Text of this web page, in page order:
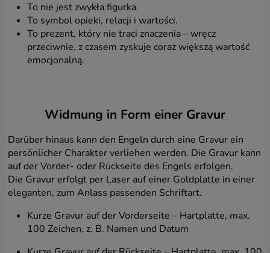
To nie jest zwykła figurka.
To symbol opieki, relacji i wartości.
To prezent, który nie traci znaczenia – wręcz
przeciwnie, z czasem zyskuje coraz większą wartość
emocjonalną.
Widmung in Form einer Gravur
Darüber hinaus kann den Engeln durch eine Gravur ein
persönlicher Charakter verliehen werden. Die Gravur kann
auf der Vorder- oder Rückseite des Engels erfolgen.
Die Gravur erfolgt per Laser auf einer Goldplatte in einer
eleganten, zum Anlass passenden Schriftart.
Kurze Gravur auf der Vorderseite – Hartplatte, max.
100 Zeichen, z. B. Namen und Datum